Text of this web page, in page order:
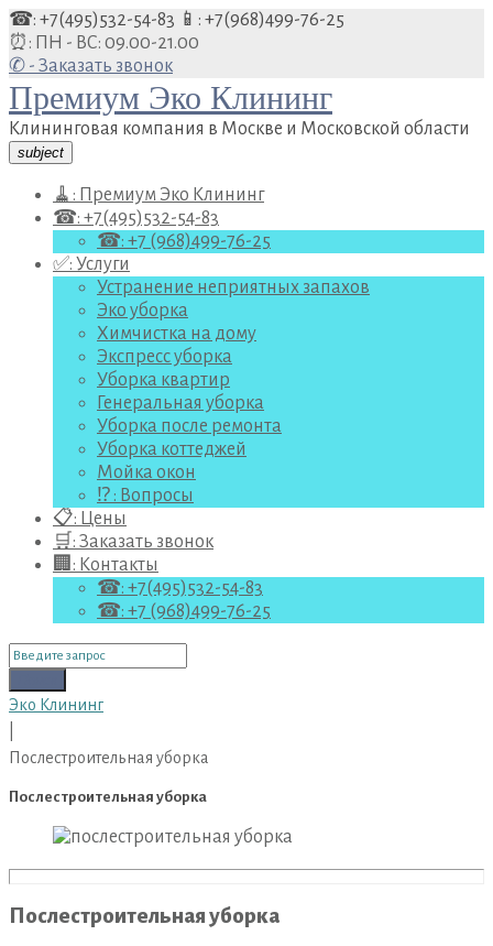
Перейти
к
содержанию
☎: +7(495)532-54-83 📱: +7(968)499-76-25
⏰: ПН - ВС: 09.00-21.00
✆ - Заказать звонок
Премиум Эко Клининг
Клининговая компания в Москве и Московской области
subject
🧹: Премиум Эко Клининг
☎: +7(495)532-54-83
☎: +7 (968)499-76-25
✅: Услуги
Устранение неприятных запахов
Эко уборка
Химчистка на дому
Экспресс уборка
Уборка квартир
Генеральная уборка
Уборка после ремонта
Уборка коттеджей
Мойка окон
⁉ : Вопросы
📋: Цены
🛒: Заказать звонок
🏢: Контакты
☎: +7(495)532-54-83
☎: +7 (968)499-76-25
Поиск
для:
Эко Клининг
Послестроительная уборка
Послестроительная уборка
Послестроительная уборка